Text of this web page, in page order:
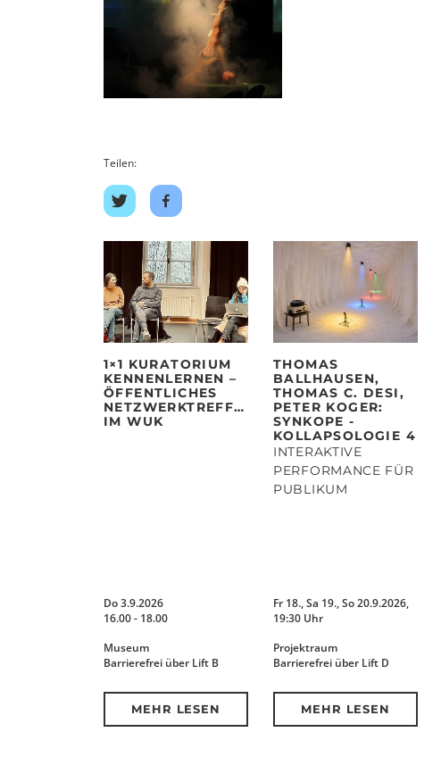
Teilen:
Auf
Twitter
Auf
Facebook
1×1 KURATORIUM
KENNENLERNEN –
ÖFFENTLICHES
NETZWERKTREFFEN
IM WUK
Do 3.9.2026
16.00 - 18.00
Museum
Barrierefrei über Lift B
MEHR LESEN
THOMAS
BALLHAUSEN,
THOMAS C. DESI,
PETER KOGER:
SYNKOPE -
KOLLAPSOLOGIE 4
INTERAKTIVE
PERFORMANCE FÜR
PUBLIKUM
Fr 18., Sa 19., So 20.9.2026,
19:30 Uhr
Projektraum
Barrierefrei über Lift D
MEHR LESEN